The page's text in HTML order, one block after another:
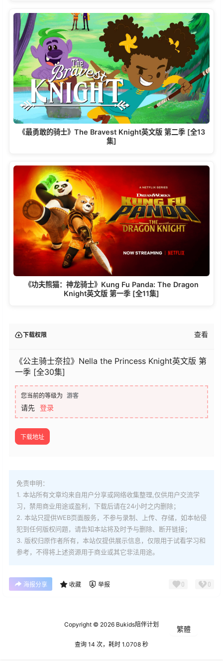
《最勇敢的骑士》The Bravest Knight英文版 第二季 [全13
集]
《功夫熊猫：神龙骑士》Kung Fu Panda: The Dragon
Knight英文版 第一季 [全11集]
下载权限 查看
《公主骑士奈拉》Nella the Princess Knight英文版 第
一季 [全30集]
您当前的等级为 游客
请先 登录
下载地址
免责申明：
1. 本站所有文章均来自用户分享或网络收集整理,仅供用户交流学
习，禁用商业用途或盈利，下载后请在24小时之内删除；
2. 本站只提供WEB页面服务，不参与录制、上传、存储，如本帖侵
犯到任何版权问题，请告知本站将及时予与删除、断开链接；
3. 版权归原作者所有，本站仅提供展示信息，仅限用于试看学习和
参考，不得将上述资源用于商业或其它非法用途。
海报分享 收藏 举报 0 0
Copyright © 2026 Bukids陪伴计划
查询 14 次，耗时 1.0708 秒
繁體